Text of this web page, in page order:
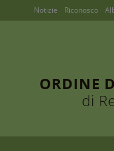
ORDINE
di
Notizie Riconosco